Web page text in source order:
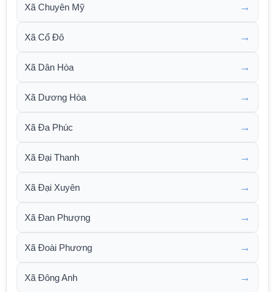
Xã Chuyên Mỹ →
Xã Cổ Đô →
Xã Dân Hòa →
Xã Dương Hòa →
Xã Đa Phúc →
Xã Đại Thanh →
Xã Đại Xuyên →
Xã Đan Phượng →
Xã Đoài Phương →
Xã Đông Anh →